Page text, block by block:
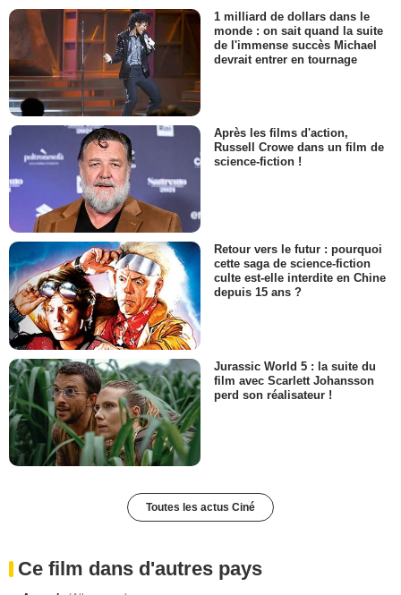
1 milliard de dollars dans le
monde : on sait quand la suite
de l'immense succès Michael
devrait entrer en tournage
Après les films d'action,
Russell Crowe dans un film de
science-fiction !
Retour vers le futur : pourquoi
cette saga de science-fiction
culte est-elle interdite en Chine
depuis 15 ans ?
Jurassic World 5 : la suite du
film avec Scarlett Johansson
perd son réalisateur !
Toutes les actus Ciné
Ce film dans d'autres pays